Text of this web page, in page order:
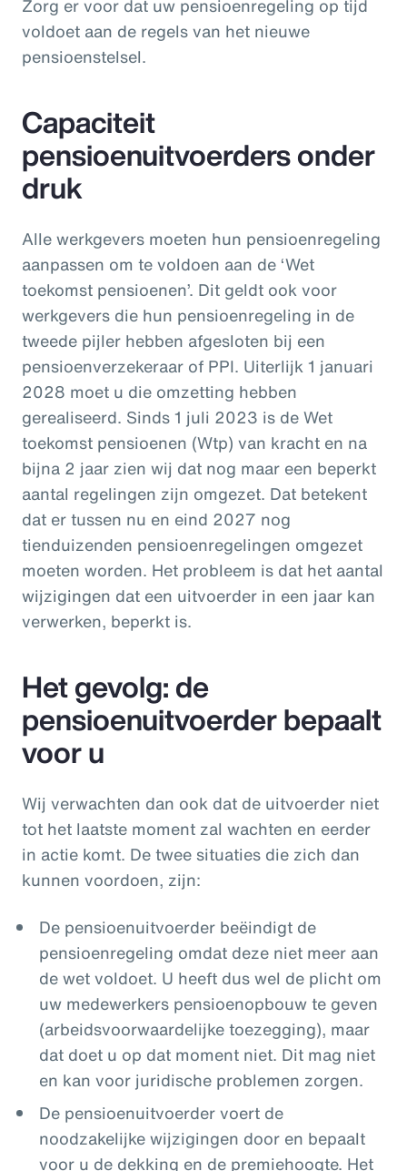
Zorg er voor dat uw pensioenregeling op tijd
voldoet aan de regels van het nieuwe
pensioenstelsel.
Capaciteit
pensioenuitvoerders onder
druk
Alle werkgevers moeten hun pensioenregeling
aanpassen om te voldoen aan de ‘Wet
toekomst pensioenen’. Dit geldt ook voor
werkgevers die hun pensioenregeling in de
tweede pijler hebben afgesloten bij een
pensioenverzekeraar of PPI. Uiterlijk 1 januari
2028 moet u die omzetting hebben
gerealiseerd. Sinds 1 juli 2023 is de Wet
toekomst pensioenen (Wtp) van kracht en na
bijna 2 jaar zien wij dat nog maar een beperkt
aantal regelingen zijn omgezet. Dat betekent
dat er tussen nu en eind 2027 nog
tienduizenden pensioenregelingen omgezet
moeten worden. Het probleem is dat het aantal
wijzigingen dat een uitvoerder in een jaar kan
verwerken, beperkt is.
Het gevolg: de
pensioenuitvoerder bepaalt
voor u
Wij verwachten dan ook dat de uitvoerder niet
tot het laatste moment zal wachten en eerder
in actie komt. De twee situaties die zich dan
kunnen voordoen, zijn:
De pensioenuitvoerder beëindigt de
pensioenregeling omdat deze niet meer aan
de wet voldoet. U heeft dus wel de plicht om
uw medewerkers pensioenopbouw te geven
(arbeidsvoorwaardelijke toezegging), maar
dat doet u op dat moment niet. Dit mag niet
en kan voor juridische problemen zorgen.
De pensioenuitvoerder voert de
noodzakelijke wijzigingen door en bepaalt
voor u de dekking en de premiehoogte. Het